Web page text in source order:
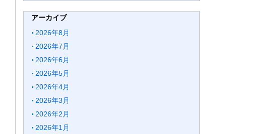
アーカイブ
2026年8月
2026年7月
2026年6月
2026年5月
2026年4月
2026年3月
2026年2月
2026年1月